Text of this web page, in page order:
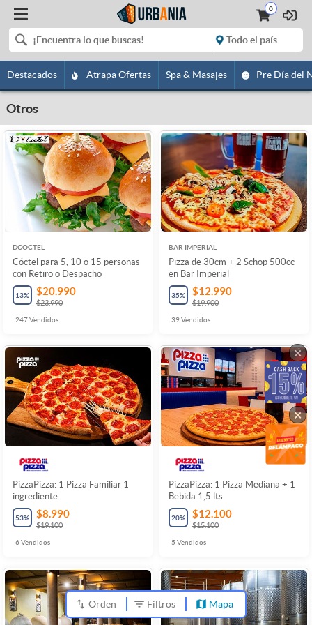
0
Destacados Atrapa Ofertas Spa & Masajes Pre Día del
Otros
DCOCTEL
Cóctel para 5, 10 o 15 personas
con Retiro o Despacho
13% $20.990
$23.990
247Vendidos
BAR IMPERIAL
Pizza de 30cm + 2 Schop 500cc
en Bar Imperial
35% $12.990
$19.900
39Vendidos
PizzaPizza: 1 Pizza Familiar 1
ingrediente
53% $8.990
$19.100
6Vendidos
PizzaPizza: 1 Pizza Mediana + 1
Bebida 1,5 lts
20% $12.100
$15.100
5 Vendidos
Orden Filtros Mapa
×
×